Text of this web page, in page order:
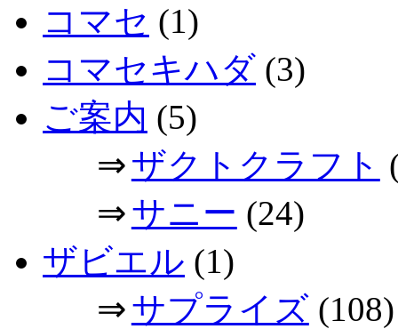
コマセ (1)
コマセキハダ (3)
ご案内 (5)
⇒ザクトクラフト
⇒サニー (24)
ザビエル (1)
⇒サプライズ(108)